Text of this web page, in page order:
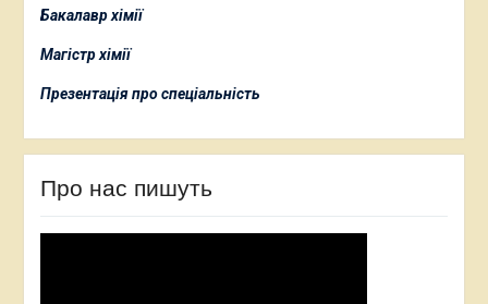
Бакалавр хімії
Магістр хімії
Презентація про спеціальність
Про нас пишуть